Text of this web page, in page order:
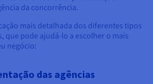
da concorrência.
mais detalhada dos diferentes tipos
que pode ajudá-lo a escolher o mais
negócio:
das agências